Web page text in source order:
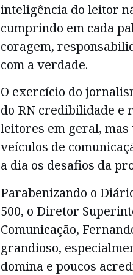
inteligência do leitor
cumprindo em cada
coragem,
com a verdade.
O exercício do
do RN credibilidade e
leitores em geral,
veículos de
a dia os desafios da
Parabenizando o
500, o Diretor
Comunicação,
grandioso,
domina e poucos